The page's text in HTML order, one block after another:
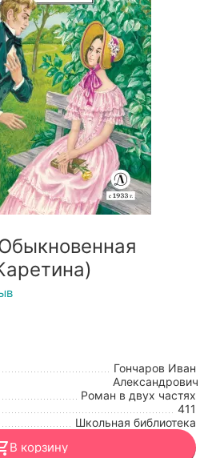
Гончаров Иван
Александрович
Роман в двух частях
411
Школьная библиотека
В корзину